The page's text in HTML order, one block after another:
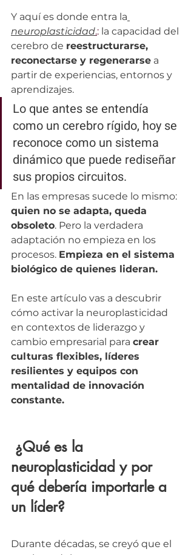
Y aquí es donde entra la
neuroplasticidad.: la capacidad del
cerebro de reestructurarse,
reconectarse y regenerarse a
partir de experiencias, entornos y
aprendizajes.
Lo que antes se entendía
como un cerebro rígido, hoy se
reconoce como un sistema
dinámico que puede rediseñar
sus propios circuitos.
En las empresas sucede lo mismo:
quien no se adapta, queda
obsoleto. Pero la verdadera
adaptación no empieza en los
procesos. Empieza en el sistema
biológico de quienes lideran.
En este artículo vas a descubrir
cómo activar la neuroplasticidad
en contextos de liderazgo y
cambio empresarial para crear
culturas flexibles, líderes
resilientes y equipos con
mentalidad de innovación
constante.
¿Qué es la
neuroplasticidad y por
qué debería importarle a
un líder?
Durante décadas, se creyó que el